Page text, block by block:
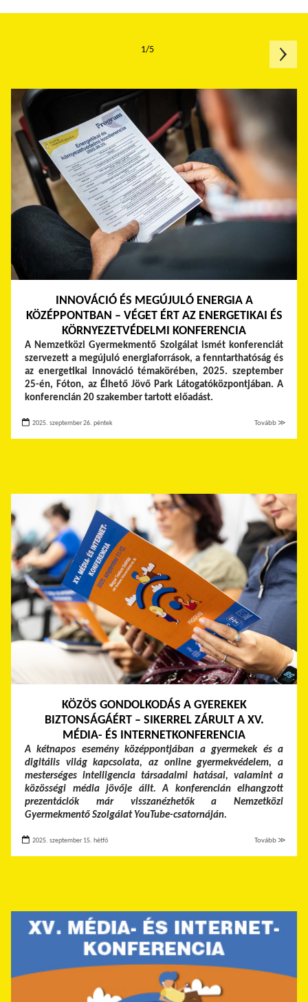
INNOVÁCIÓ ÉS MEGÚJULÓ ENERGIA A
KÖZÉPPONTBAN – VÉGET ÉRT AZ ENERGETIKAI ÉS
KÖRNYEZETVÉDELMI KONFERENCIA
A Nemzetközi Gyermekmentő Szolgálat ismét konferenciát
szervezett a megújuló energiaforrások, a fenntarthatóság és
az energetikai innováció témakörében, 2025. szeptember
25-én, Fóton, az Élhető Jövő Park Látogatóközpontjában. A
konferencián 20 szakember tartott előadást.
2025. szeptember 26. péntek Tovább ≫
KÖZÖS GONDOLKODÁS A GYEREKEK
BIZTONSÁGÁÉRT – SIKERREL ZÁRULT A XV.
MÉDIA- ÉS INTERNETKONFERENCIA
A kétnapos esemény középpontjában a gyermekek és a
digitális világ kapcsolata, az online gyermekvédelem, a
mesterséges intelligencia társadalmi hatásai, valamint a
közösségi média jövője állt. A konferencián elhangzott
prezentációk már visszanézhetők a Nemzetközi
Gyermekmentő Szolgálat YouTube-csatornáján.
2025. szeptember 15. hétfő Tovább ≫
1/5